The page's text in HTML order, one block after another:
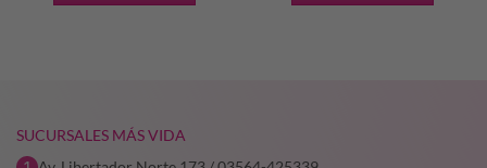
era:
es:
era:
es:
SUCURSALES MÁS VIDA